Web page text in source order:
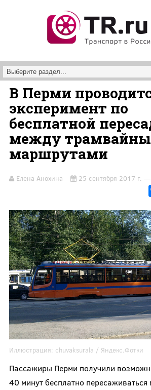
В Перми
эксперимент по
бесплатной
между
маршрутами
Елена Анохина 25 сентября 2017 г.
Иллюстрация: chuvaksurala / Яндекс.Фотки
Пассажиры Перми получили
40 минут бесплатно пересаживаться